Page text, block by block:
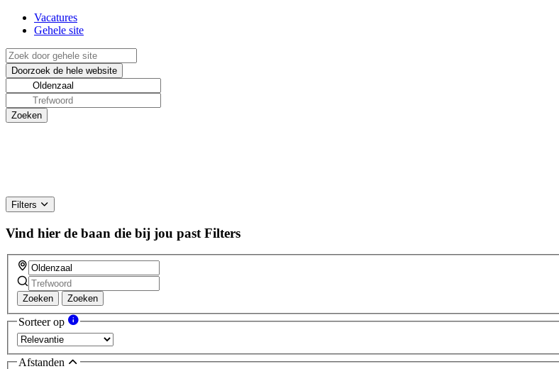
Vacatures
Gehele site
Filters
Vind hier de baan die bij jou past Filters
Zoeken Zoeken
Sorteer op
Afstanden